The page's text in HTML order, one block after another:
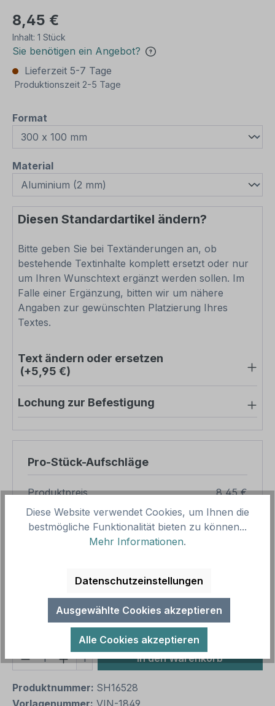
8,45 €
Inhalt: 1 Stück
Sie benötigen ein Angebot?
Lieferzeit 5-7 Tage
Produktionszeit 2-5 Tage
Format
Materialauswählen
Diesen Standardartikel ändern?
Bitte geben Sie bei Textänderungen an, ob
bestehende Textinhalte komplett ersetzt oder nur
um Ihren Wunschtext ergänzt werden sollen. Im
Falle einer Ergänzung, bitten wir um nähere
Angaben zur gewünschten Platzierung Ihres
Textes.
Text ändern oder ersetzen
(+5,95 €)
Lochung zur Befestigung
Pro-Stück-Aufschläge
Produktpreis
8,45 €
Zwischensumme
8,45 €
Zusammenfassung
Preise inkl. MwSt. zzgl. Versandkosten
Aufgrund von Neuberechnungen im Warenkorb sind
abweichende Endpreise möglich.
Produkt Anzahl: Gib den gewünschten
1 In den Warenkorb
Produktnummer: SH16528
Vorlagenummer: VIN-1849
Diese Website verwendet Cookies, um Ihnen die
bestmögliche Funktionalität bieten zu können...
Mehr Informationen.
Datenschutzeinstellungen
Ausgewählte Cookies akzeptieren
Alle Cookies akzeptieren